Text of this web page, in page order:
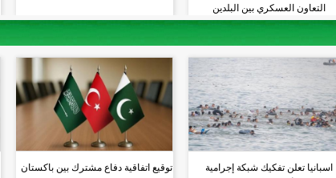
التعاون العسكري بين البلدين
اسبانيا تعلن تفكيك شبكة إجرامية
توقيع اتفاقية دفاع مشترك بين باكستان